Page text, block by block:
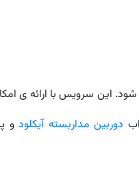
این سرویس با ارائه ی
دوربین مداربسته آیکلودو